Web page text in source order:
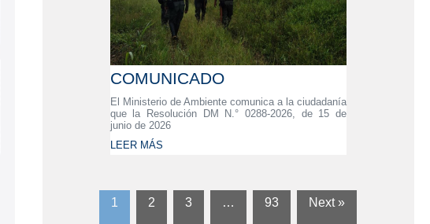
COMUNICADO
El Ministerio de Ambiente comunica a la ciudadanía
que la Resolución DM N.° 0288-2026, de 15 de
junio de 2026
LEER MÁS
1 2 3 … 93 Next »